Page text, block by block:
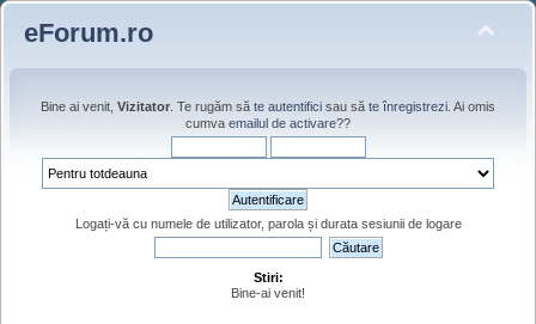
eForum.ro
Bine ai venit, Vizitator . Te rugăm să te autentifici sau să te înregistrezi . Ai omis
cumva emailul de activare??
Logați-vă cu numele de utilizator, parola și durata sesiunii de logare
Stiri:
Bine-ai venit!